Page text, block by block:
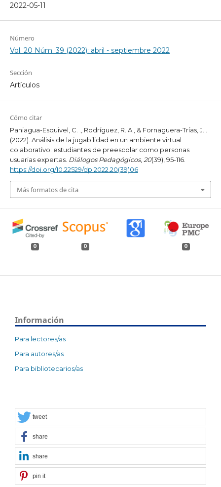
2022-05-11
Número
Vol. 20 Núm. 39 (2022): abril - septiembre 2022
Sección
Artículos
Cómo citar
Paniagua-Esquivel, C. ., Rodríguez, R. A., & Fornaguera-Trías, J. .
(2022). Análisis de la jugabilidad en un ambiente virtual
colaborativo: estudiantes de preescolar como personas
usuarias expertas. Diálogos Pedagógicos,20(39), 95-116.
https://doi.org/10.22529/dp.2022.20(39)06
Más formatos de cita
0 0 0
Información
Para lectores/as
Para autores/as
Para bibliotecarios/as
tweet
share
share
pin it